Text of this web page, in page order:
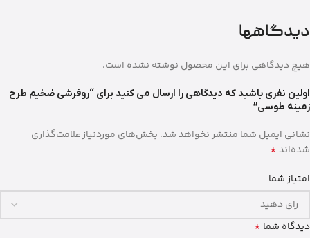
دیدگاهها
هیچ دیدگاهی برای این محصول نوشته نشده است.
اولین نفری باشید که دیدگاهی را ارسال می کنید برای “روفرشی ضخیم طرح
زمینه طوسی”
نشانی ایمیل شما منتشر نخواهد شد. بخش‌های موردنیاز علامت‌گذاری
شده‌اند*
امتیاز شما
دیدگاه شما *